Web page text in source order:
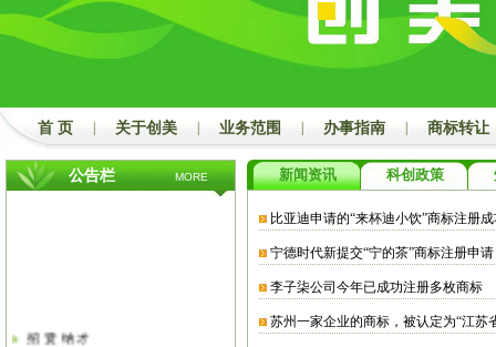
首 页 关于创美 业务范围 办事指南 商标转让
公告栏 MORE
招 贤 纳 才
新闻资讯 科创政策
比亚迪申请的“来杯迪小饮”商标注册
宁德时代新提交“宁的茶”商标注册申请
李子柒公司今年已成功注册多枚商标
苏州一家企业的商标，被认定为“江苏